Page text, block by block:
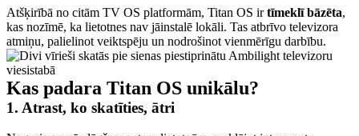
Atšķirībā no citām TV OS platformām, Titan OS ir tīmeklī bāzēta,
kas nozīmē, ka lietotnes nav jāinstalē lokāli. Tas atbrīvo televizora
atmiņu, palielinot veiktspēju un nodrošinot vienmērīgu darbību.
Kas padara Titan OS unikālu?
1. Atrast, ko skatīties, ātri